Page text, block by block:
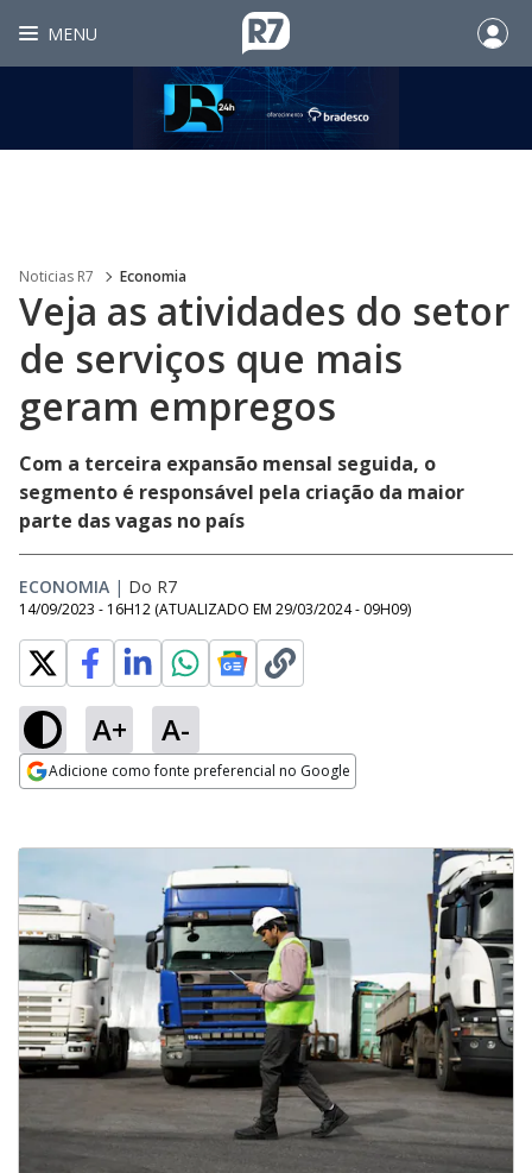
MENU
Noticias R7 Economia
Veja as atividades do setor
de serviços que mais
geram empregos
Com a terceira expansão mensal seguida, o
segmento é responsável pela criação da maior
parte das vagas no país
ECONOMIA | Do R7
14/09/2023 - 16H12 (ATUALIZADO EM 29/03/2024 - 09H09)
A+ A-
Adicione como fonte preferencial no Google